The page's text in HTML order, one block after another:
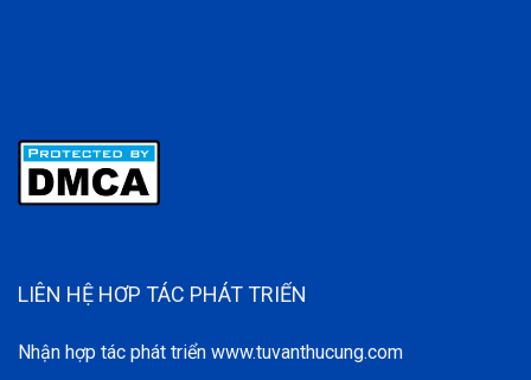
LIÊN HỆ HƠP TÁC PHÁT TRIỂN
Nhận hợp tác phát triển www.tuvanthucung.com